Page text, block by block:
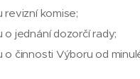
revizní komise;
o jednání dozorčí rady;
o činnosti Výboru od